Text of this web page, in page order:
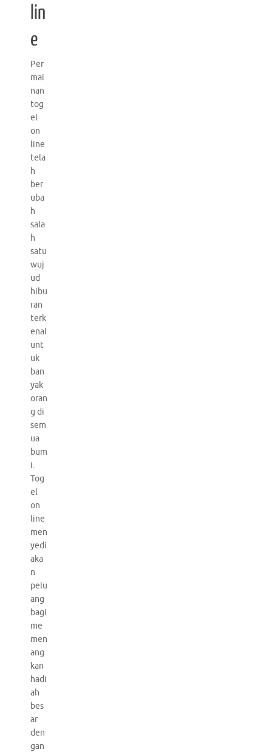
lin
e
Per
mai
nan
tog
el
on
line
tela
h
ber
uba
h
sala
h
satu
wuj
ud
hibu
ran
terk
enal
unt
uk
ban
yak
oran
g di
sem
ua
bum
i.
Tog
el
on
line
men
yedi
aka
n
pelu
ang
bagi
me
men
ang
kan
hadi
ah
bes
ar
den
gan